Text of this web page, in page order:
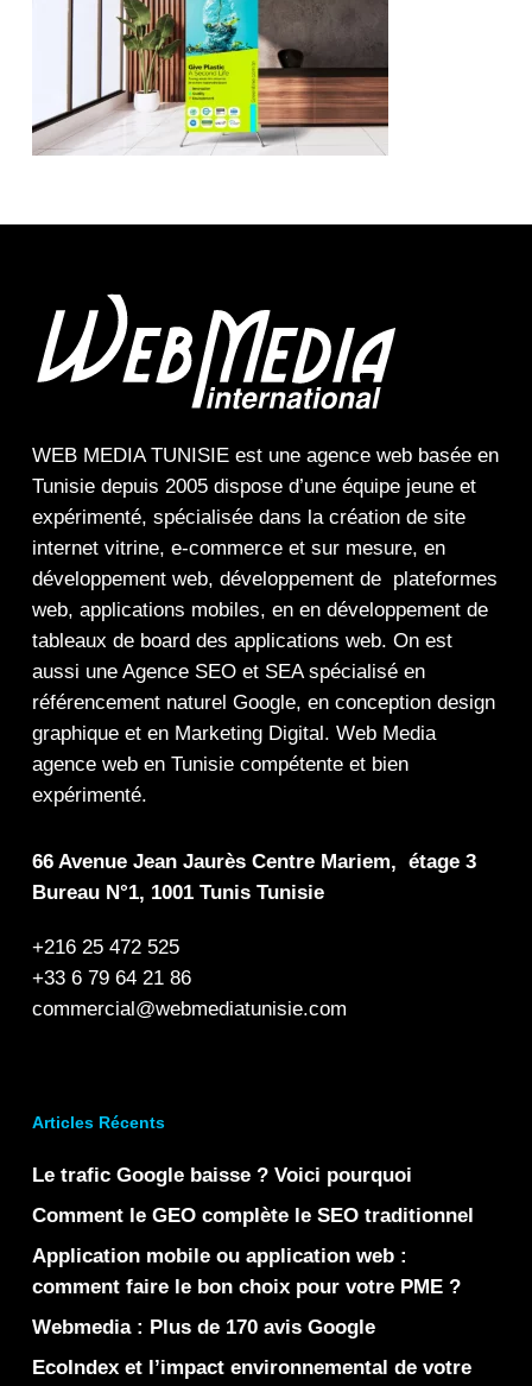
WEB MEDIA TUNISIEest une agence webbasée en
Tunisie depuis 2005 dispose d’une équipe jeune et
expérimenté, spécialisée dans la création de site
internet vitrine, e-commerceet sur mesure, en
développement web, développement de plateformes
web, applications mobiles, en en développement de
tableaux de boarddes applications web. On est
aussi une Agence SEOet SEAspécialisé en
référencement naturel Google, en conception design
graphiqueet en Marketing Digital. Web Media
agence web en Tunisie compétente et bien
expérimenté.
66 Avenue Jean Jaurès Centre Mariem, étage 3
Bureau N°1, 1001 Tunis Tunisie
+216 25 472 525
+33 6 79 64 21 86
commercial@webmediatunisie.com
Articles Récents
Le trafic Google baisse ? Voici pourquoi
Comment le GEO complète le SEO traditionnel
Application mobile ou application web :
comment faire le bon choix pour votre PME ?
Webmedia : Plus de 170 avis Google
EcoIndex et l’impact environnemental de votre